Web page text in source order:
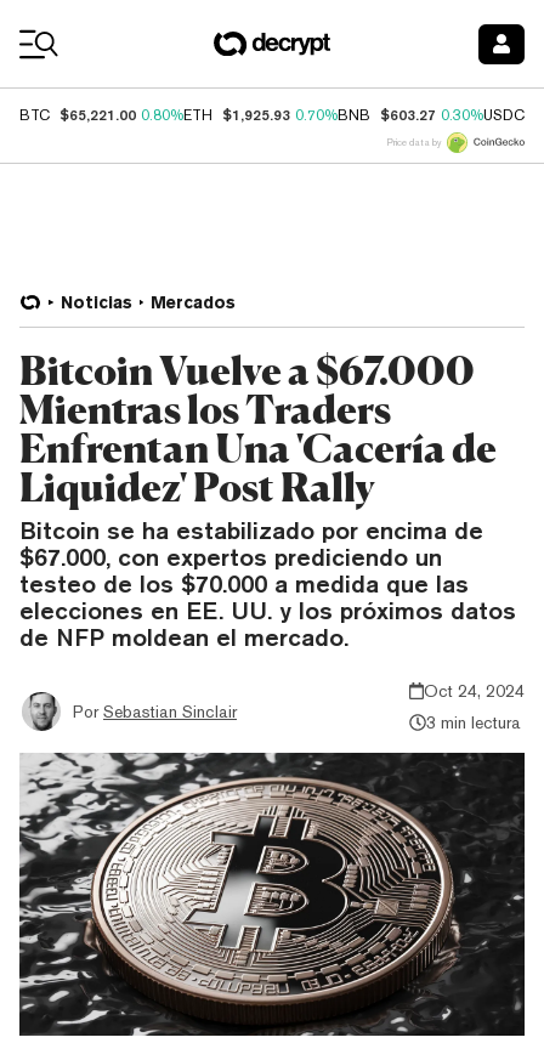
BTC $65,221.00 0.80%ETH $1,925.93 0.70%BNB $603.27 0.30%USDC
Price data by
Noticias Mercados
Bitcoin Vuelve a $67.000
Mientras los Traders
Enfrentan Una 'Cacería de
Liquidez' Post Rally
Bitcoin se ha estabilizado por encima de
$67.000, con expertos prediciendo un
testeo de los $70.000 a medida que las
elecciones en EE. UU. y los próximos datos
de NFP moldean el mercado.
Por Sebastian Sinclair
Oct 24, 2024
3 min lectura